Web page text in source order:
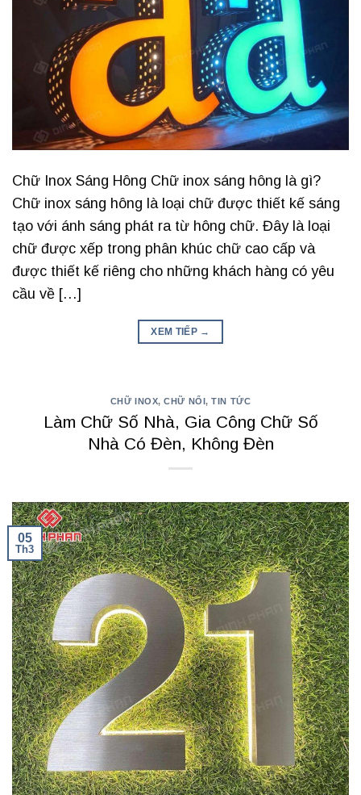
Chữ Inox Sáng Hông Chữ inox sáng hông là gì?
Chữ inox sáng hông là loại chữ được thiết kế sáng
tạo với ánh sáng phát ra từ hông chữ. Đây là loại
chữ được xếp trong phân khúc chữ cao cấp và
được thiết kế riêng cho những khách hàng có yêu
cầu về […]
XEM TIẾP →
CHỮ INOX,CHỮ NỔI,TIN TỨC
Làm Chữ Số Nhà, Gia Công Chữ Số
Nhà Có Đèn, Không Đèn
05
Th3